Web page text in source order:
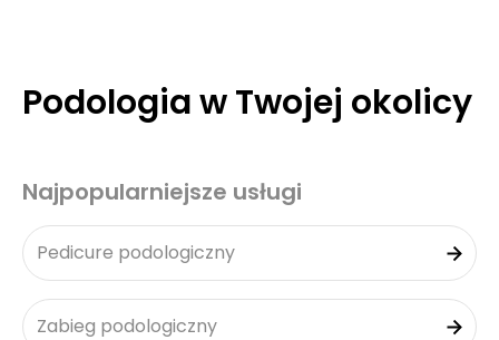
Podologia w Twojej okolicy
Najpopularniejsze usługi
Pedicure podologiczny
Zabieg podologiczny